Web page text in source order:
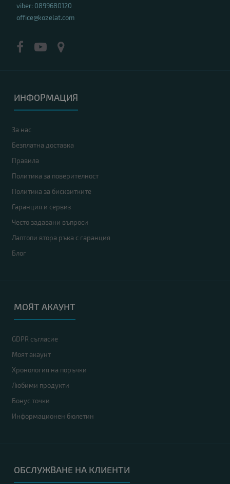
viber: 0899680120
office@kozelat.com
ИНФОРМАЦИЯ
За нас
Безплатна доставка
Правила
Политика за поверителност
Политика за бисквитките
Гаранция и сервиз
Често задавани въпроси
Лаптопи втора ръка с гаранция
Блог
МОЯТ АКАУНТ
GDPR съгласие
Моят акаунт
Хронология на поръчки
Любими продукти
Бонус точки
Информационен бюлетин
ОБСЛУЖВАНЕ НА КЛИЕНТИ